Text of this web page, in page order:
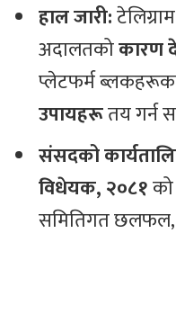
हाल जारी:
अदालतकोकारण
प्लेटफर्म
उपायहरूतय गर्न
संसदको
विधेयक, २०८१
समितिगत छलफल,